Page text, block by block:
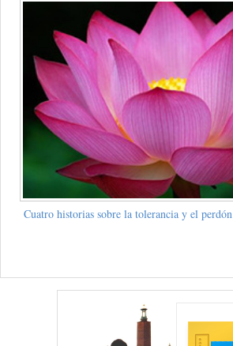
Cuatro historias sobre la tolerancia y el perdón